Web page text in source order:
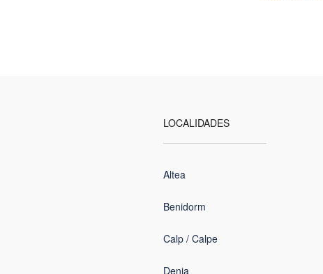
LOCALIDADES
Altea
Benidorm
Calp / Calpe
Denia